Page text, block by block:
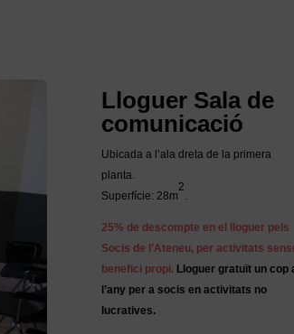
Lloguer Sala de
comunicació
Ubicada a l’ala dreta de la primera
planta.
Superfície: 28m
2
.
25% de descompte en el lloguer pels
Socis de l’Ateneu, per activitats
benefici propi.Lloguer gratuït un cop
l’any per a socis en activitats no
lucratives.